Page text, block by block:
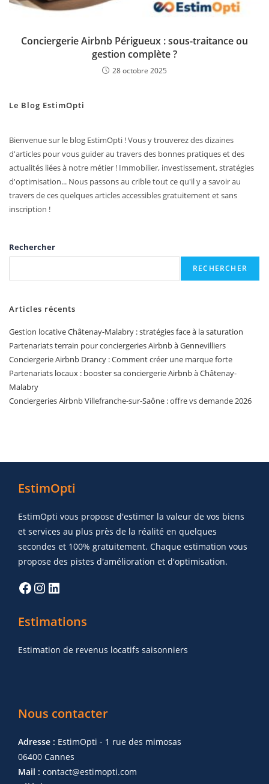
Conciergerie Airbnb Périgueux : sous-traitance ou
gestion complète ?
28 octobre 2025
Le Blog EstimOpti
Bienvenue sur le blog EstimOpti ! Vous y trouverez des dizaines
d'articles pour vous guider au travers des bonnes pratiques et des
actualités liées à notre métier ! Immobilier, investissement, stratégies
d'optimisation... Nous passons au crible tout ce qu'il y a savoir au
travers de ces quelques articles accessibles gratuitement et sans
inscription !
Rechercher
RECHERCHER
Articles récents
Gestion locative Châtenay-Malabry : stratégies face à la saturation
Partenariats terrain pour conciergeries Airbnb à Gennevilliers
Conciergerie Airbnb Drancy : Comment créer une marque forte
Partenariats locaux : booster sa conciergerie Airbnb à Châtenay-
Malabry
Conciergeries Airbnb Villefranche-sur-Saône : offre vs demande 2026
EstimOpti
EstimOpti vous propose d'estimer la valeur de vos biens
et services au plus près de la réalité en quelques
secondes et 100% gratuitement. Chaque estimation vous
propose des pistes d'amélioration et d'optimisation.
Estimations
Estimation de revenus locatifs saisonniers
Nous contacter
Adresse : EstimOpti - 1 rue des mimosas
06400 Cannes
Mail : contact@estimopti.com